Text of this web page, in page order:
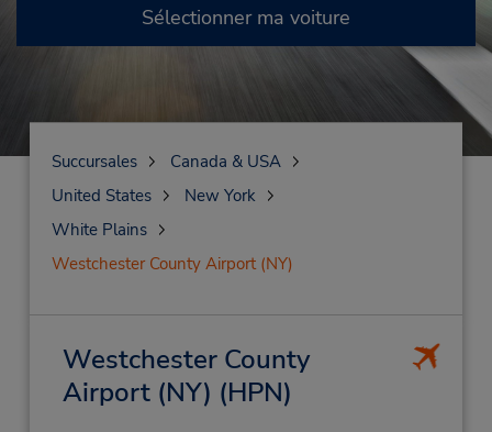
Sélectionner ma voiture
Succursales
Canada & USA
United States
New York
White Plains
Westchester County Airport (NY)
Westchester County
Airport (NY) (HPN)